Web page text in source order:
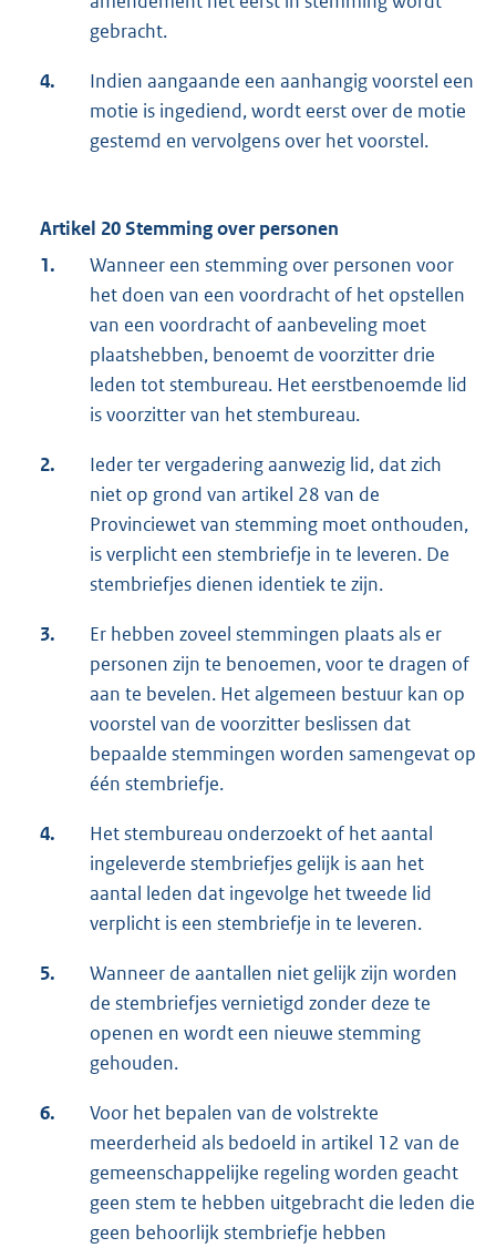
gebracht.
4.
Indien aangaande een aanhangig voorstel een
motie is ingediend, wordt eerst over de motie
gestemd en vervolgens over het voorstel.
Artikel 20 Stemming over personen
1.
Wanneer een stemming over personen voor
het doen van een voordracht of het opstellen
van een voordracht of aanbeveling moet
plaatshebben, benoemt de voorzitter drie
leden tot stembureau. Het eerstbenoemde lid
is voorzitter van het stembureau.
2.
Ieder ter vergadering aanwezig lid, dat zich
niet op grond van artikel 28 van de
Provinciewet van stemming moet onthouden,
is verplicht een stembriefje in te leveren. De
stembriefjes dienen identiek te zijn.
3.
Er hebben zoveel stemmingen plaats als er
personen zijn te benoemen, voor te dragen of
aan te bevelen. Het algemeen bestuur kan op
voorstel van de voorzitter beslissen dat
bepaalde stemmingen worden samengevat op
één stembriefje.
4.
Het stembureau onderzoekt of het aantal
ingeleverde stembriefjes gelijk is aan het
aantal leden dat ingevolge het tweede lid
verplicht is een stembriefje in te leveren.
5.
Wanneer de aantallen niet gelijk zijn worden
de stembriefjes vernietigd zonder deze te
openen en wordt een nieuwe stemming
gehouden.
6.
Voor het bepalen van de volstrekte
meerderheid als bedoeld in artikel 12 van de
gemeenschappelijke regeling worden geacht
geen stem te hebben uitgebracht die leden die
geen behoorlijk stembriefje hebben